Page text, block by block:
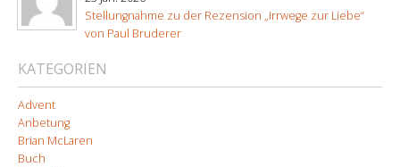
Stellungnahme zu der Rezension „Irrwege zur Liebe“
von Paul Bruderer
KATEGORIEN
Advent
Anbetung
Brian McLaren
Buch